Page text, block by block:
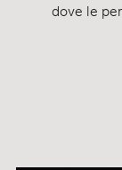
dove le